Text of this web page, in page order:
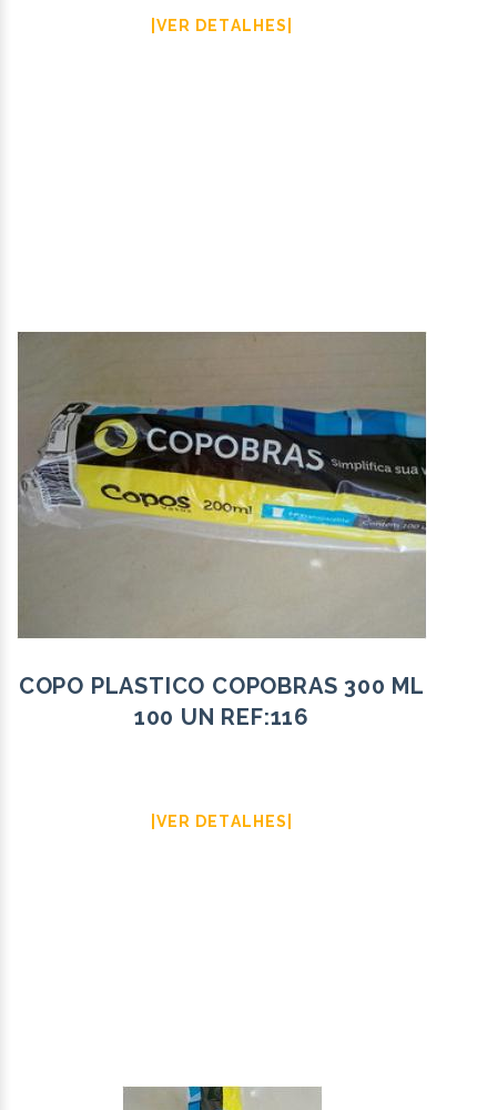
|VER DETALHES|
COPO PLASTICO COPOBRAS 300 ML
100 UN REF:116
|VER DETALHES|